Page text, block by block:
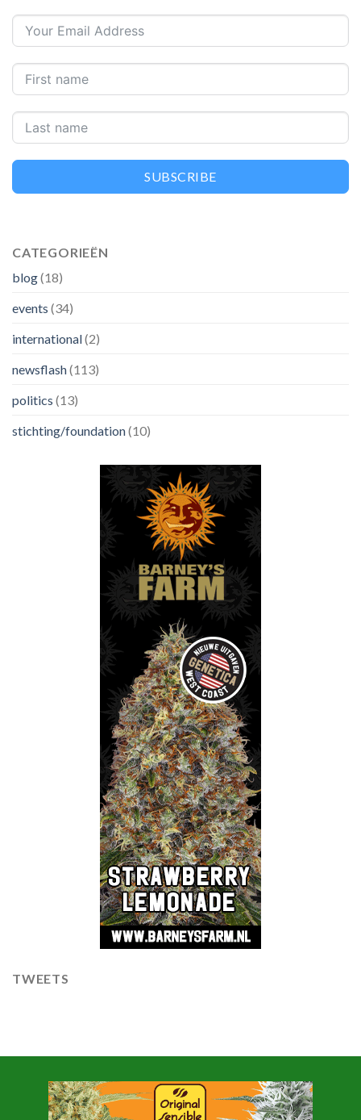
SUBSCRIBE
CATEGORIEËN
blog(18)
events (34)
international(2)
newsflash(113)
politics (13)
stichting/foundation(10)
TWEETS